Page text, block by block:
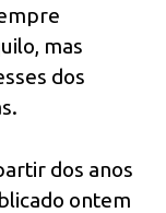
mas
dos
dos anos
ontem